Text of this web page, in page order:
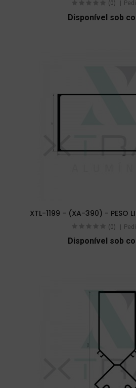
(0)
Disponível sob
XTL-1199 - (XA-390) - PESO
(0)
Disponível sob